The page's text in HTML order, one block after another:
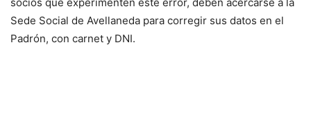
Sede Social de Avellaneda para corregir sus datos en el
Padrón, con carnet y DNI.